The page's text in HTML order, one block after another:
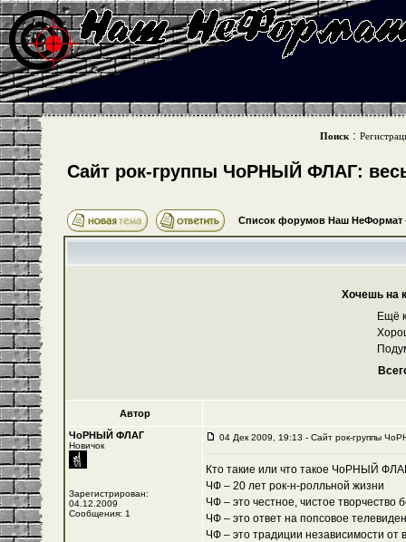
Поиск :
Cайт рок-группы ЧоРНЫЙ ФЛАГ:
Список форумов Наш НеФормат
Хочешь на
Ещё
Автор
ЧоРНЫЙ ФЛАГ
Новичок
Зарегистрирован:
04.12.2009
Сообщения: 1
04 Дек 2009, 19:13 - Cайт рок-группы
Кто такие или что такое ЧоРНЫЙ
ЧФ – 20 лет рок-н-ролльной жизни
ЧФ – это честное, чистое творчество
ЧФ – это ответ на попсовое
ЧФ – это традиции независимости